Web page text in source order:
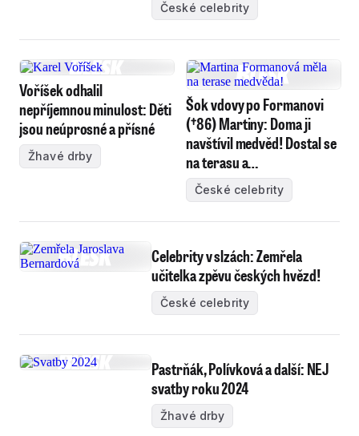
České celebrity
Voříšek odhalil
nepříjemnou minulost: Děti
jsou neúprosné a přísné
Žhavé drby
Šok vdovy po Formanovi
(†86) Martiny: Doma ji
navštívil medvěd! Dostal se
na terasu a…
České celebrity
Celebrity v slzách: Zemřela
učitelka zpěvu českých hvězd!
České celebrity
Pastrňák, Polívková a další: NEJ
svatby roku 2024
Žhavé drby